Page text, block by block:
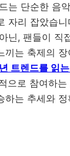
는 단순한 음
자리 잡았습
닌, 팬들이 직
끼는 축제의
트렌드를 읽
으로 참여하는
하는 추세와